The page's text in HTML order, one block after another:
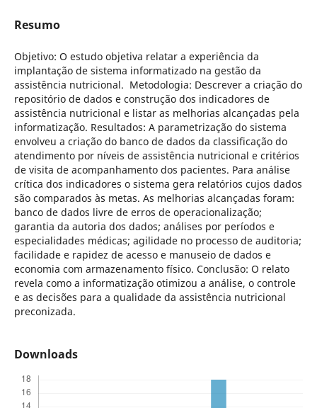
Resumo
Objetivo: O estudo objetiva relatar a experiência da
implantação de sistema informatizado na gestão da
assistência nutricional. Metodologia: Descrever a criação do
repositório de dados e construção dos indicadores de
assistência nutricional e listar as melhorias alcançadas pela
informatização. Resultados: A parametrização do sistema
envolveu a criação do banco de dados da classificação do
atendimento por níveis de assistência nutricional e critérios
de visita de acompanhamento dos pacientes. Para análise
crítica dos indicadores o sistema gera relatórios cujos dados
são comparados às metas. As melhorias alcançadas foram:
banco de dados livre de erros de operacionalização;
garantia da autoria dos dados; análises por períodos e
especialidades médicas; agilidade no processo de auditoria;
facilidade e rapidez de acesso e manuseio de dados e
economia com armazenamento físico. Conclusão: O relato
revela como a informatização otimizou a análise, o controle
e as decisões para a qualidade da assistência nutricional
preconizada.
Downloads